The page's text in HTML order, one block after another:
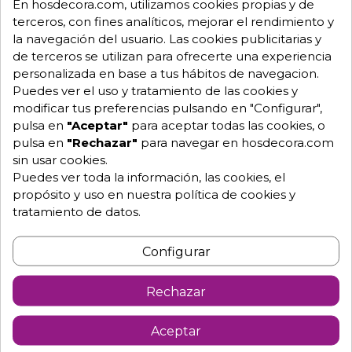
Garantía mínima de 1 año.
Pago 100% seguro.
Consulta tus dudas con nosotros.
976 25 59 91
info@hosdecora.com
Hablemos
Pide tu presupuesto
Detalles de producto
En hosdecora.com, utilizamos cookies propias y de
terceros, con fines analíticos, mejorar el rendimiento y
la navegación del usuario. Las cookies publicitarias y
de terceros se utilizan para ofrecerte una experiencia
personalizada en base a tus hábitos de navegacion.
Puedes ver el uso y tratamiento de las cookies y
modificar tus preferencias pulsando en "Configurar",
pulsa en "Aceptar" para aceptar todas las cookies, o
pulsa en "Rechazar" para navegar en hosdecora.com
sin usar cookies.
Puedes ver toda la información, las cookies, el
propósito y uso en nuestra política de cookies y
tratamiento de datos.
Configurar
Rechazar
Aceptar